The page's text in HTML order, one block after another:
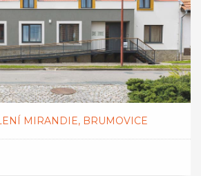
MIRANDIE, BRUMOVICE